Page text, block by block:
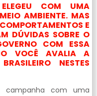
COM UMA
AMBIENTE. MAS
E
DÚVIDAS SOBRE O
COM ESSA
VOCÊ AVALIA A
NESTES
campanha com uma